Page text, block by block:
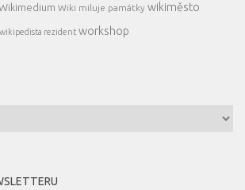
Wiki miluje památky wikiměsto
wikipedista rezident workshop